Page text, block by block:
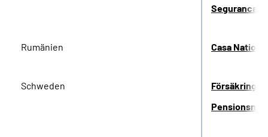
Seguranca
Rumänien Casa
Schweden